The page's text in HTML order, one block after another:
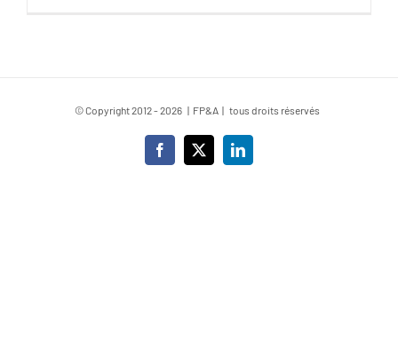
© Copyright 2012 -2026 | FP&A | tous droits réservés
Facebook
X LinkedIn